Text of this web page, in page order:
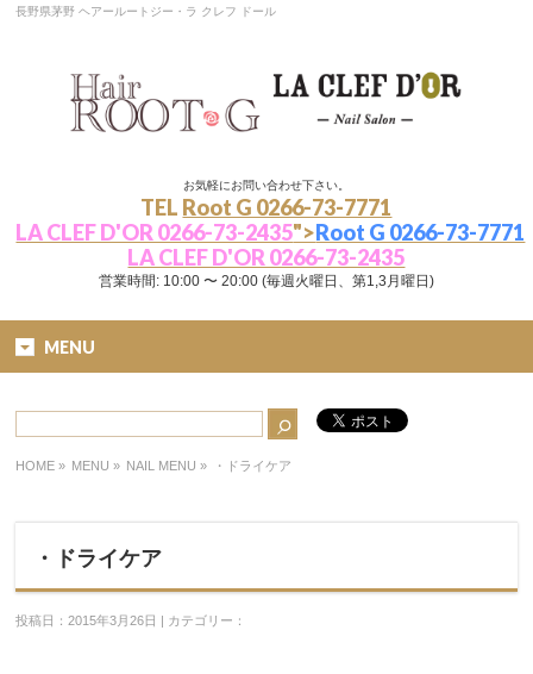
長野県茅野 ヘアールートジー・ラ クレフ ドール
お気軽にお問い合わせ下さい。
TEL Root G 0266-73-7771
LA CLEF D'OR 0266-73-2435">Root G 0266-73-7771
LA CLEF D'OR 0266-73-2435
営業時間: 10:00 〜 20:00 (毎週火曜日、第1,3月曜日)
MENU
HOME » MENU » NAIL MENU » ・ドライケア
・ドライケア
投稿日：2015年3月26日 | カテゴリー：